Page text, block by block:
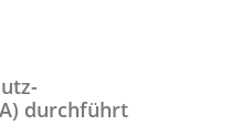
durchführt